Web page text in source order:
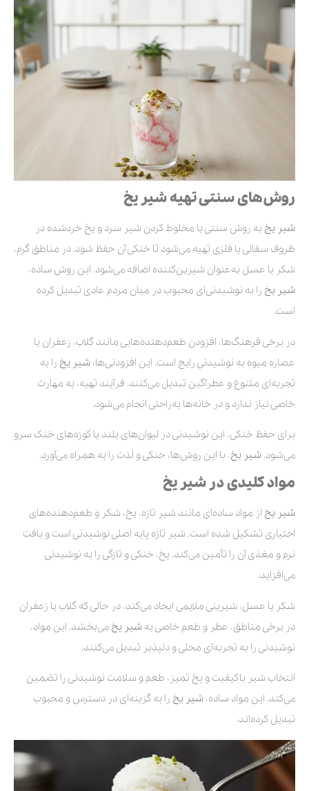
روش‌های سنتی تهیه شیر یخ
شیر یخ به روش سنتی با مخلوط کردن شیر سرد و یخ خردشده در
ظروف سفالی یا فلزی تهیه می‌شود تا خنکی آن حفظ شود. در مناطق گرم،
شکر یا عسل به‌عنوان شیرین‌کننده اضافه می‌شود. این روش ساده،
شیر یخ را به نوشیدنی‌ای محبوب در میان مردم عادی تبدیل کرده
است.
در برخی فرهنگ‌ها، افزودن طعم‌دهنده‌هایی مانند گلاب، زعفران یا
عصاره میوه به نوشیدنی رایج است. این افزودنی‌ها، شیر یخ را به
تجربه‌ای متنوع و عطرآگین تبدیل می‌کنند. فرآیند تهیه، به مهارت
خاصی نیاز ندارد و در خانه‌ها به‌راحتی انجام می‌شود.
برای حفظ خنکی، این نوشیدنی در لیوان‌های بلند یا کوزه‌های خنک سرو
می‌شود. شیر یخ، با این روش‌ها، خنکی و لذت را به همراه می‌آورد.
مواد کلیدی در شیر یخ
شیر یخ از مواد ساده‌ای مانند شیر تازه، یخ، شکر و طعم‌دهنده‌های
اختیاری تشکیل شده است. شیر تازه پایه اصلی نوشیدنی است و بافت
نرم و مغذی آن را تأمین می‌کند. یخ، خنکی و تازگی را به نوشیدنی
می‌افزاید.
شکر یا عسل، شیرینی ملایمی ایجاد می‌کند، در حالی که گلاب یا زعفران
در برخی مناطق، عطر و طعم خاصی به شیر یخ می‌بخشد. این مواد،
نوشیدنی را به تجربه‌ای محلی و دلپذیر تبدیل می‌کنند.
انتخاب شیر باکیفیت و یخ تمیز، طعم و سلامت نوشیدنی را تضمین
می‌کند. این مواد ساده، شیر یخ را به گزینه‌ای در دسترس و محبوب
تبدیل کرده‌اند.